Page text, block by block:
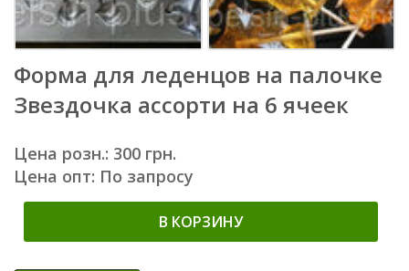
Форма для леденцов на палочке
Звездочка ассорти на 6 ячеек
Цена розн.: 300 грн.
Цена опт: По запросу
В КОРЗИНУ